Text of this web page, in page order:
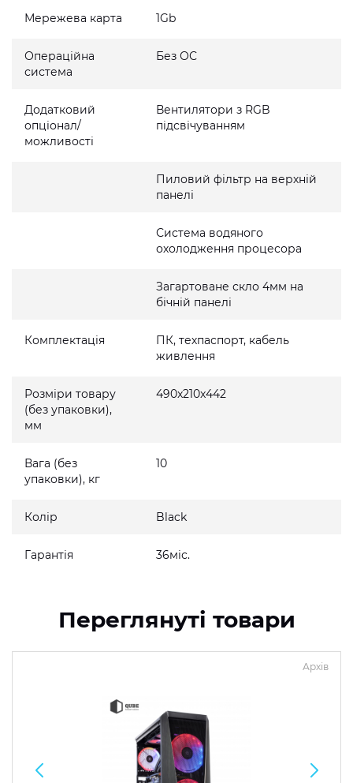
Мережева карта 1Gb
Операційна
система
Без ОС
Додатковий
опціонал/
можливості
Вентилятори з RGB
підсвічуванням
Пиловий фільтр на верхній
панелі
Система водяного
охолодження процесора
Загартоване скло 4мм на
бічній панелі
Комплектація
ПК, техпаспорт, кабель
живлення
Розміри товару
(без упаковки),
мм
490x210x442
Вага (без
упаковки), кг
10
Колір Black
Гарантія 36міс.
Переглянуті товари
Архів